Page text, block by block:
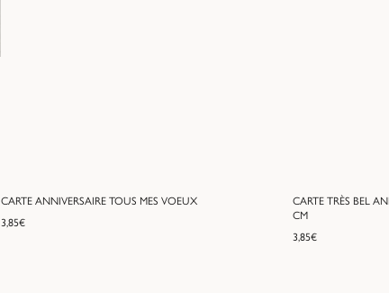
CARTE ANNIVERSAIRE TOUS MES VOEUX
3,85€
CARTE TRÈS BEL
CM
3,85€